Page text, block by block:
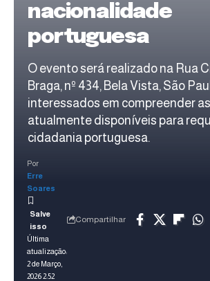
nacionalidade
portuguesa
O evento será realizado na Rua
Braga, nº 434, Bela Vista, São
interessados em compreender
atualmente disponíveis para
cidadania portuguesa.
Última
atualização:
2 de Março,
2026 2:52
Por
Erre
Soares
Compartilhar